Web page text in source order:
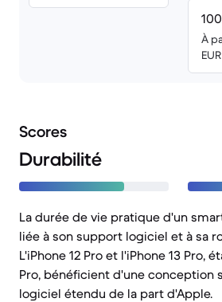
À
EUR
Scores
Durabilité
La durée de vie pratique d'un
liée à son support logiciel et à sa
L'iPhone 12 Pro et l'iPhone 13 Pro,
Pro, bénéficient d'une conception
logiciel étendu de la part d'Apple.